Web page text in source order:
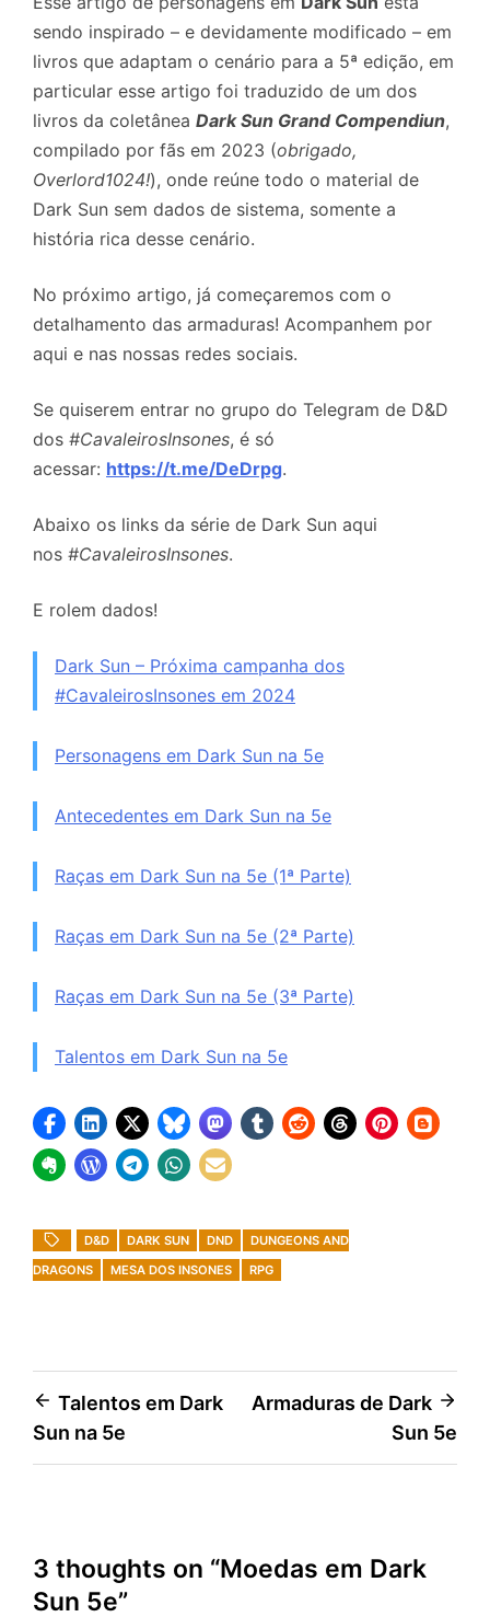
sendo inspirado – e devidamente modificado – em
livros que adaptam o cenário para a 5ª edição, em
particular esse artigo foi traduzido de um dos
livros da coletânea Dark Sun Grand Compendiun,
compilado por fãs em 2023 (obrigado,
Overlord1024!), onde reúne todo o material de
Dark Sun sem dados de sistema, somente a
história rica desse cenário.
No próximo artigo, já começaremos com o
detalhamento das armaduras! Acompanhem por
aqui e nas nossas redes sociais.
Se quiserem entrar no grupo do Telegram de D&D
dos #CavaleirosInsones, é só
acessar: https://t.me/DeDrpg.
Abaixo os links da série de Dark Sun aqui
nos #CavaleirosInsones.
E rolem dados!
Dark Sun – Próxima campanha dos
#CavaleirosInsones em 2024
Personagens em Dark Sun na 5e
Antecedentes em Dark Sun na 5e
Raças em Dark Sun na 5e (1ª Parte)
Raças em Dark Sun na 5e (2ª Parte)
Raças em Dark Sun na 5e (3ª Parte)
Talentos em Dark Sun na 5e
D&D DARK SUN DND
DUNGEONS AND
DRAGONS
MESA DOS INSONES RPG
Navegação
de
Talentos em Dark
Sun na 5e
Armaduras de Dark
Sun 5e
3 thoughts on “Moedas em Dark
Sun 5e”